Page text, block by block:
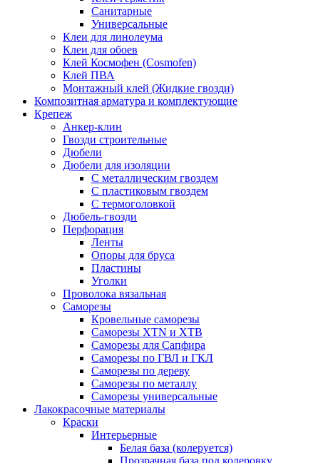
Санитарные
Универсальные
Клеи для линолеума
Клеи для обоев
Клей Космофен (Cosmofen)
Клей ПВА
Монтажный клей (Жидкие гвозди)
Композитная арматура и комплектующие
Крепеж
Анкер-клин
Гвозди строительные
Дюбели
Дюбели для изоляции
С металлическим гвоздем
С пластиковым гвоздем
С термоголовкой
Дюбель-гвозди
Перфорация
Ленты
Опоры для бруса
Пластины
Уголки
Проволока вязальная
Саморезы
Кровельные саморезы
Саморезы XTN и ХTB
Саморезы для Сапфира
Саморезы по ГВЛ и ГКЛ
Саморезы по дереву
Саморезы по металлу
Саморезы универсальные
Лакокрасочные материалы
Краски
Интерьерные
Белая база (колеруется)
Прозрачная база под колеровку